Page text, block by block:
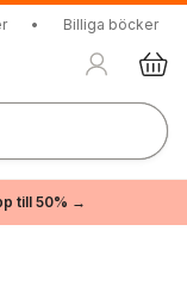
• Billiga böcker
till 50% →